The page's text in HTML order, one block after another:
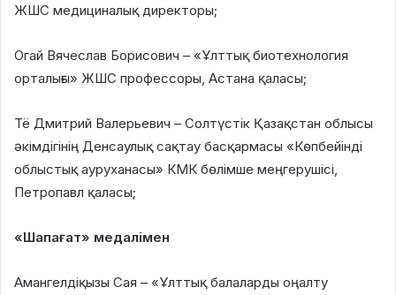
ЖШС медициналық директоры;
Огай Вячеслав Борисович – «Ұлттық биотехнология
орталығы» ЖШС профессоры, Астана қаласы;
Тё Дмитрий Валерьевич – Солтүстік Қазақстан облысы
әкімдігінің Денсаулық сақтау басқармасы «Көпбейінді
облыстық ауруханасы» КМК бөлімше меңгерушісі,
Петропавл қаласы;
«Шапағат» медалімен
Амангелдіқызы Сая – «Ұлттық балаларды оңалту